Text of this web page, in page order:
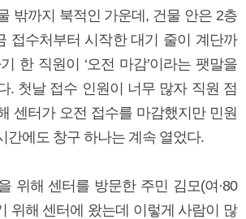
밖까지 북적인 가운데, 건물 안은 2층
접수처부터 시작한 대기 줄이 계단까
한 직원이 ‘오전 마감’이라는 팻말을
. 첫날 접수 인원이 너무 많자 직원 점
센터가 오전 접수를 마감했지만 민원
간에도 창구 하나는 계속 열었다.
위해 센터를 방문한 주민 김모(여·80
위해 센터에 왔는데 이렇게 사람이 많